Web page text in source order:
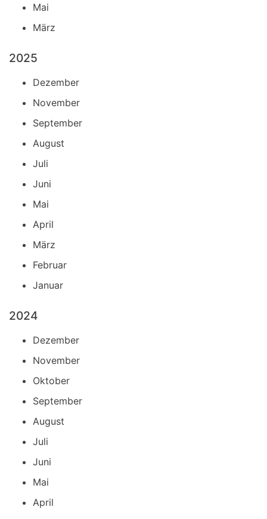
Mai
März
2025
Dezember
November
September
August
Juli
Juni
Mai
April
März
Februar
Januar
2024
Dezember
November
Oktober
September
August
Juli
Juni
Mai
April